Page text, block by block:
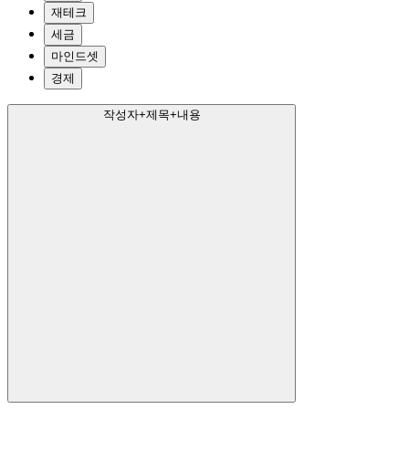
재테크
세금
마인드셋
경제
작성자+제목+내용